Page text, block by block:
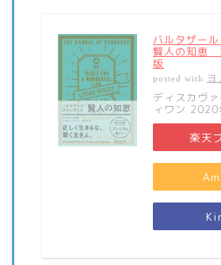
バルタザー
賢人の知恵
版
posted with ヨ
ディスカヴ
ィワン 2020
楽天